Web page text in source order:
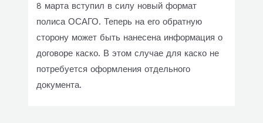
8 марта вступил в силу новый формат
полиса ОСАГО. Теперь на его обратную
сторону может быть нанесена информация о
договоре каско. В этом случае для каско не
потребуется оформления отдельного
документа.